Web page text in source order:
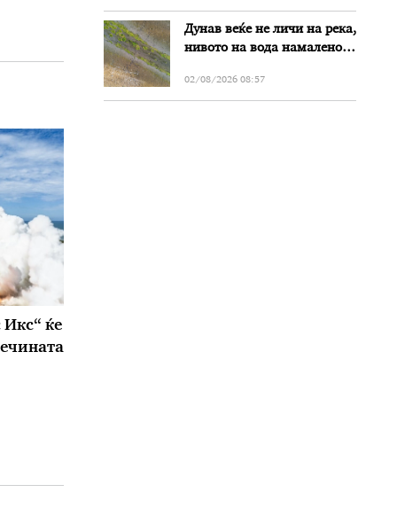
Икс“ ќе
Дунав веќе не личи на река,
нивото на вода намалено
Бугарија
02/08/2026 08:57